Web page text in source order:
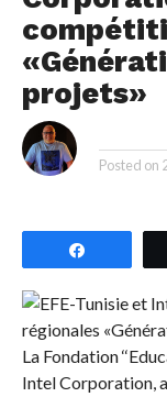
projets»
Posted on
La Fondation
Intel Corporation,